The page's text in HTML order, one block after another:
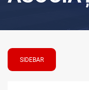
SIDEBAR